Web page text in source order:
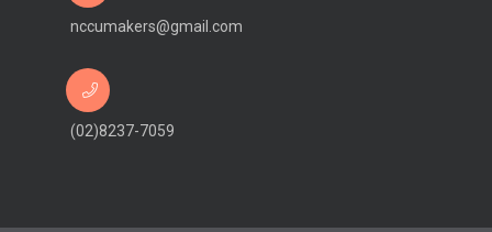
nccumakers@gmail.com
(02)8237-7059